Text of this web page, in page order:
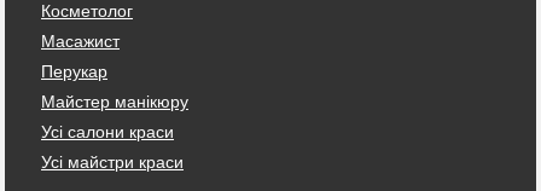
Косметолог
Масажист
Перукар
Майстер манікюру
Усі салони краси
Усі майстри краси